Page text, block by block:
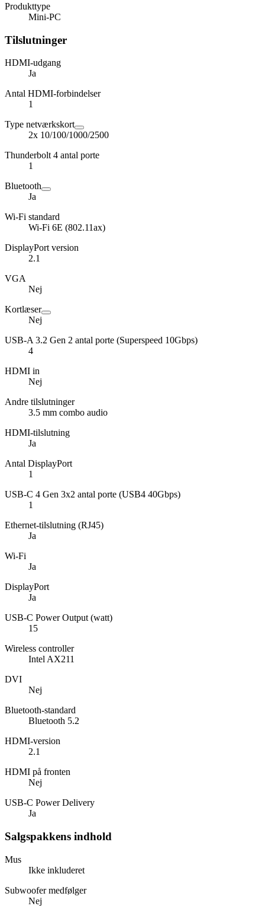
Produkttype
Mini-PC
Tilslutninger
HDMI-udgang
Ja
Antal HDMI-forbindelser
1
Type netværkskort
2x 10/100/1000/2500
Thunderbolt 4 antal porte
1
Bluetooth
Ja
Wi-Fi standard
Wi-Fi 6E (802.11ax)
DisplayPort version
2.1
VGA
Nej
Kortlæser
Nej
USB-A 3.2 Gen 2 antal porte (Superspeed 10Gbps)
4
HDMI in
Nej
Andre tilslutninger
3.5 mm combo audio
HDMI-tilslutning
Ja
Antal DisplayPort
1
USB-C 4 Gen 3x2 antal porte (USB4 40Gbps)
1
Ethernet-tilslutning (RJ45)
Ja
Wi-Fi
Ja
DisplayPort
Ja
USB-C Power Output (watt)
15
Wireless controller
Intel AX211
DVI
Nej
Bluetooth-standard
Bluetooth 5.2
HDMI-version
2.1
HDMI på fronten
Nej
USB-C Power Delivery
Ja
Salgspakkens indhold
Mus
Ikke inkluderet
Subwoofer medfølger
Nej